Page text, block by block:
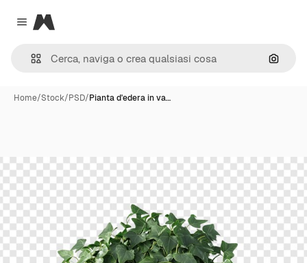
Close menu
Magnific
Cerca
Home/Stock/PSD/Pianta d'edera in va…